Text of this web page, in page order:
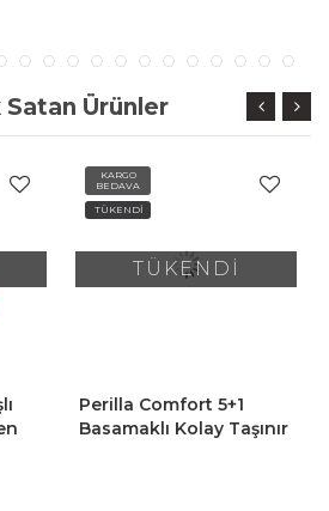
Satan Ürünler
KARGO
BEDAVA
TÜKENDİ
TÜKENDİ
Perilla Comfort 5+1
Basamaklı Kolay Taşınır